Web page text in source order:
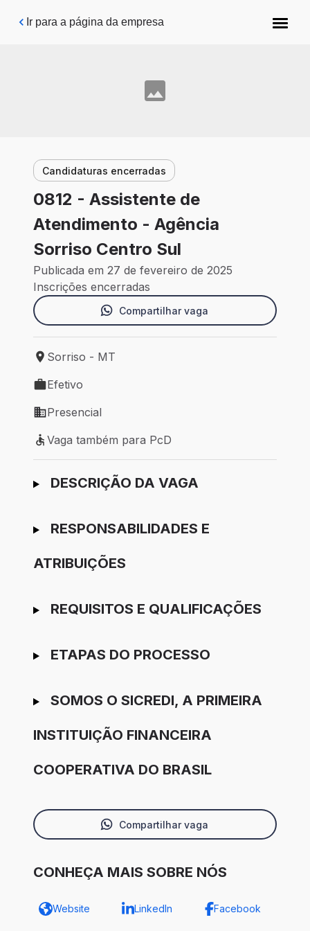
Pular para o conteúdo principal
Ir para a página da empresa
Candidaturas encerradas
0812 - Assistente de
Atendimento - Agência
Sorriso Centro Sul
Publicada em 27 de fevereiro de 2025
Inscrições encerradas
Compartilhar vaga
Local de trabalho: Sorriso - MT
Sorriso - MT
Tipo de vaga: Efetivo
Efetivo
Modelo de trabalho: Presencial
Presencial
Vaga também para PcD
Vaga também para PcD
Ir para candidatura
DESCRIÇÃO DA VAGA
RESPONSABILIDADES E
ATRIBUIÇÕES
REQUISITOS E QUALIFICAÇÕES
ETAPAS DO PROCESSO
SOMOS O SICREDI, A PRIMEIRA
INSTITUIÇÃO FINANCEIRA
COOPERATIVA DO BRASIL
Compartilhar vaga
CONHEÇA MAIS SOBRE NÓS
Website LinkedIn Facebook